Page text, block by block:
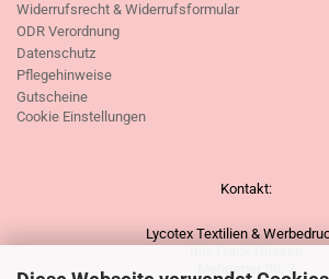
Widerrufsrecht & Widerrufsformular
ODR Verordnung
Datenschutz
Pflegehinweise
Gutscheine
Cookie Einstellungen
Kontakt:
Lycotex Textilien &
Mehrumer Str. 7